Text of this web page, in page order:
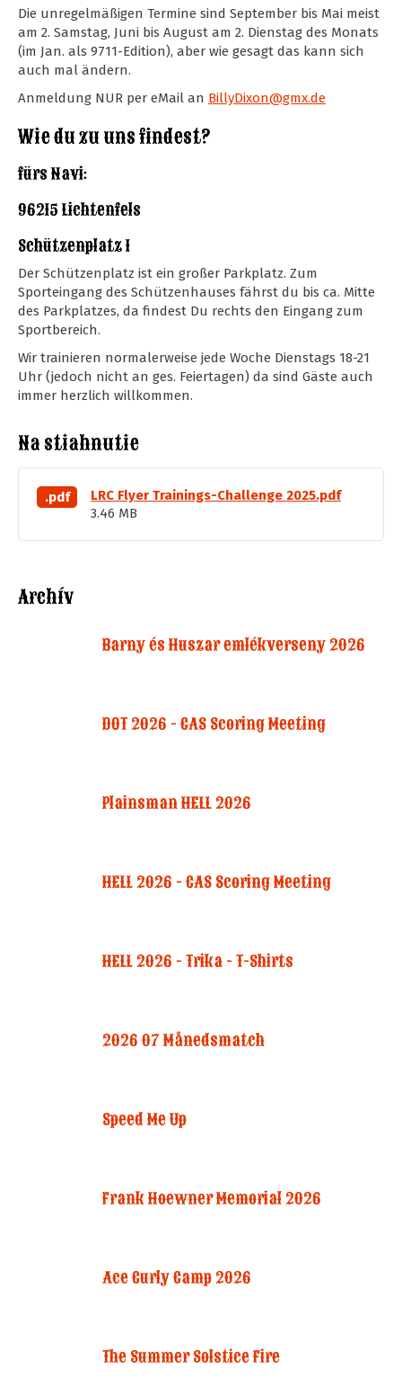
Die unregelmäßigen Termine sind September bis Mai meist
am 2. Samstag, Juni bis August am 2. Dienstag des Monats
(im Jan. als 9711-Edition), aber wie gesagt das kann sich
auch mal ändern.
Anmeldung NUR per eMail an BillyDixon@gmx.de
Wie du zu uns findest?
fürs Navi:
96215 Lichtenfels
Schützenplatz 1
Der Schützenplatz ist ein großer Parkplatz. Zum
Sporteingang des Schützenhauses fährst du bis ca. Mitte
des Parkplatzes, da findest Du rechts den Eingang zum
Sportbereich.
Wir trainieren normalerweise jede Woche Dienstags 18-21
Uhr (jedoch nicht an ges. Feiertagen) da sind Gäste auch
immer herzlich willkommen.
Na stiahnutie
.pdf
LRC Flyer Trainings-Challenge 2025.pdf
3.46 MB
Archív
Barny és Huszar emlékverseny 2026
DOT 2026 - CAS Scoring Meeting
Plainsman HELL 2026
HELL 2026 - CAS Scoring Meeting
HELL 2026 - Trika - T-Shirts
2026 07 Månedsmatch
Speed Me Up
Frank Hoewner Memorial 2026
Ace Curly Camp 2026
The Summer Solstice Fire